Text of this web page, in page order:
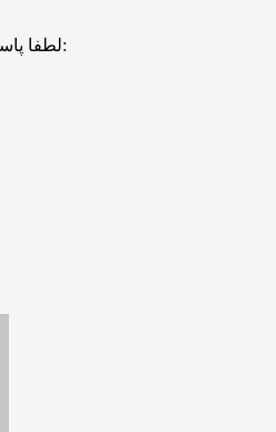
لطفا پاسخ را به عدد انگلیسی وارد کنید: